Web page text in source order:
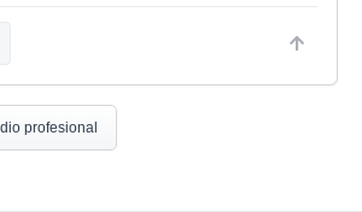
profesional